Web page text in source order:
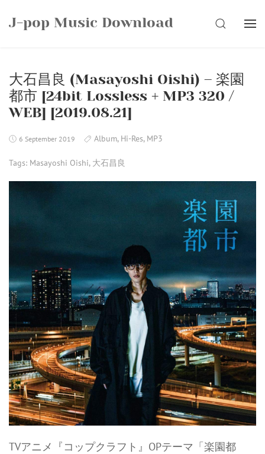
J-pop Music Download SEARCH
大石昌良 (Masayoshi Oishi) – 楽園
都市 [24bit Lossless + MP3 320 /
WEB] [2019.08.21]
6 September 2019 Album, Hi-Res, MP3
Tags: Masayoshi Oishi, 大石昌良
TVアニメ『コップクラフト』OPテーマ「楽園都